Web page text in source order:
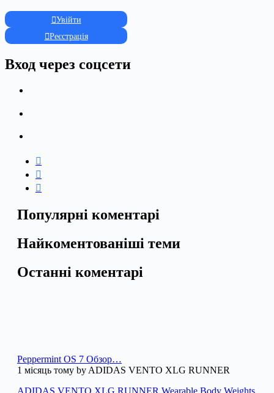
Увійти
Реєстрація
Вход через соцсети
Популярні коментарі
Найкоментованіші теми
Останні коментарі
Peppermint OS 7 Обзор…
1 місяць тому by ADIDAS VENTO XLG RUNNER
ADIDAS VENTO XLG RUNNER Wearable Body Weights